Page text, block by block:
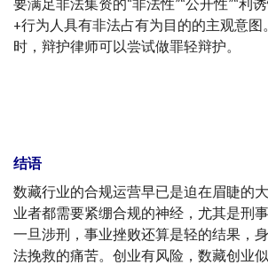
要满足非法集资的“非法性”“公开性”“利
+行为人具有非法占有为目的的主观意
时，辩护律师可以尝试做罪轻辩护。
结语
数藏行业的合规运营早已是迫在眉睫的
业者都需要紧绷合规的神经，尤其是刑
一旦涉刑，事业挫败还算是轻的结果，
法挽救的痛苦。创业有风险，数藏创业